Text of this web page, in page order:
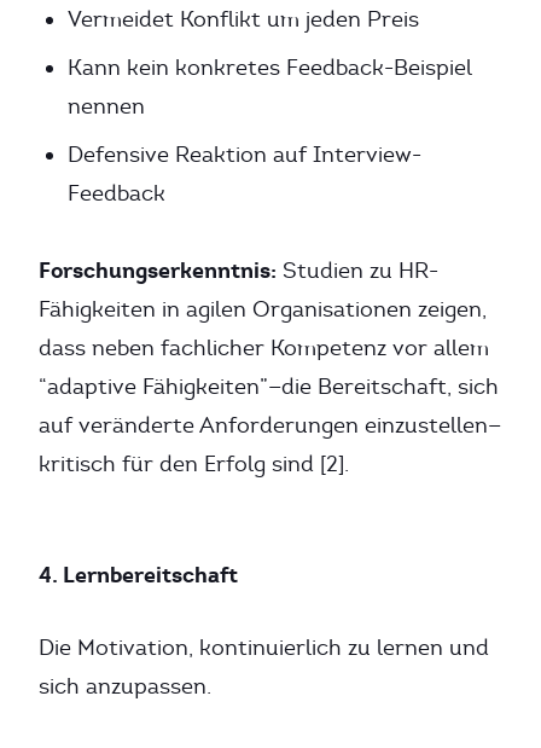
Vermeidet Konflikt um jeden Preis
Kann kein konkretes Feedback-Beispiel
nennen
Defensive Reaktion auf Interview-
Feedback
Forschungserkenntnis: Studien zu HR-
Fähigkeiten in agilen Organisationen zeigen,
dass neben fachlicher Kompetenz vor allem
“adaptive Fähigkeiten”—die Bereitschaft, sich
auf veränderte Anforderungen einzustellen—
kritisch für den Erfolg sind [2].
4. Lernbereitschaft
Die Motivation, kontinuierlich zu lernen und
sich anzupassen.